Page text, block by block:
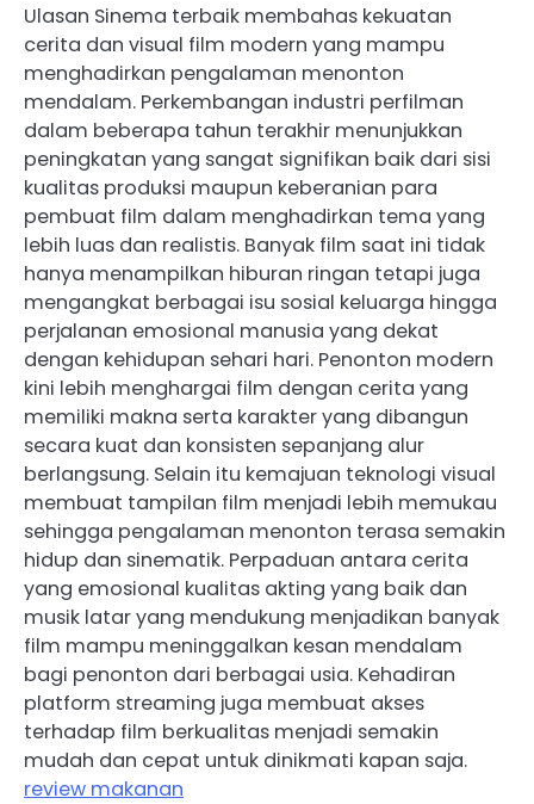
Ulasan Sinema terbaik membahas kekuatan
cerita dan visual film modern yang mampu
menghadirkan pengalaman menonton
mendalam. Perkembangan industri perfilman
dalam beberapa tahun terakhir menunjukkan
peningkatan yang sangat signifikan baik dari sisi
kualitas produksi maupun keberanian para
pembuat film dalam menghadirkan tema yang
lebih luas dan realistis. Banyak film saat ini tidak
hanya menampilkan hiburan ringan tetapi juga
mengangkat berbagai isu sosial keluarga hingga
perjalanan emosional manusia yang dekat
dengan kehidupan sehari hari. Penonton modern
kini lebih menghargai film dengan cerita yang
memiliki makna serta karakter yang dibangun
secara kuat dan konsisten sepanjang alur
berlangsung. Selain itu kemajuan teknologi visual
membuat tampilan film menjadi lebih memukau
sehingga pengalaman menonton terasa semakin
hidup dan sinematik. Perpaduan antara cerita
yang emosional kualitas akting yang baik dan
musik latar yang mendukung menjadikan banyak
film mampu meninggalkan kesan mendalam
bagi penonton dari berbagai usia. Kehadiran
platform streaming juga membuat akses
terhadap film berkualitas menjadi semakin
mudah dan cepat untuk dinikmati kapan saja.
review makanan